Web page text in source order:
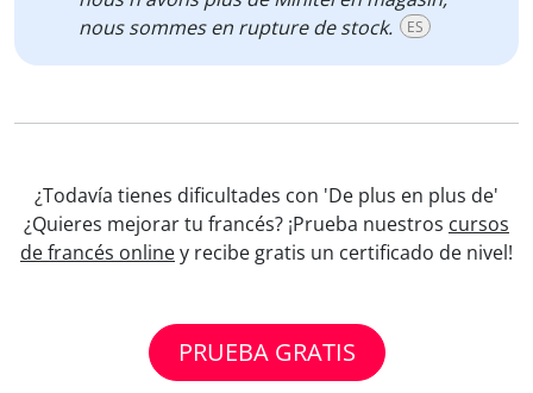
nous sommes en rupture de stock.
ES
¿Todavía tienes dificultades con 'De plus en plus de'
¿Quieres mejorar tu francés? ¡Prueba nuestros cursos
de francés onliney recibe gratis un certificado de nivel!
PRUEBA GRATIS